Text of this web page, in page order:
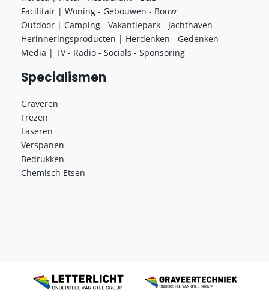
Facilitair | Woning - Gebouwen - Bouw
Outdoor | Camping - Vakantiepark - Jachthaven
Herinneringsproducten | Herdenken - Gedenken
Media | TV - Radio - Socials - Sponsoring
Specialismen
Graveren
Frezen
Laseren
Verspanen
Bedrukken
Chemisch Etsen